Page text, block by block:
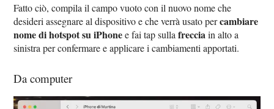
Fatto ciò, compila il campo vuoto con il nuovo nome che
desideri assegnare al dispositivo e che verrà usato percambiare
nome di hotspot su iPhonee fai tap sullafrecciain alto a
sinistra per confermare e applicare i cambiamenti apportati.
Da computer